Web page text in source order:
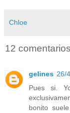
Chloe
12
gelines 26/
Pues si.
bonito